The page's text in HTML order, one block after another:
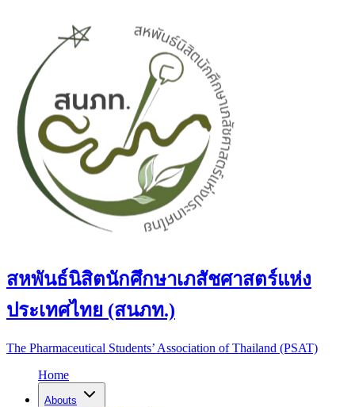
สหพันธ์นิสิตนักศึกษาเภสัชศาสตร์แห่ง
ประเทศไทย (สนภท.)
The Pharmaceutical Students’ Association of Thailand (PSAT)
Home
Abouts